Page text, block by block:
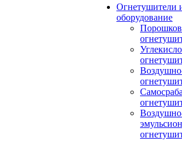
Огнетушители
оборудование